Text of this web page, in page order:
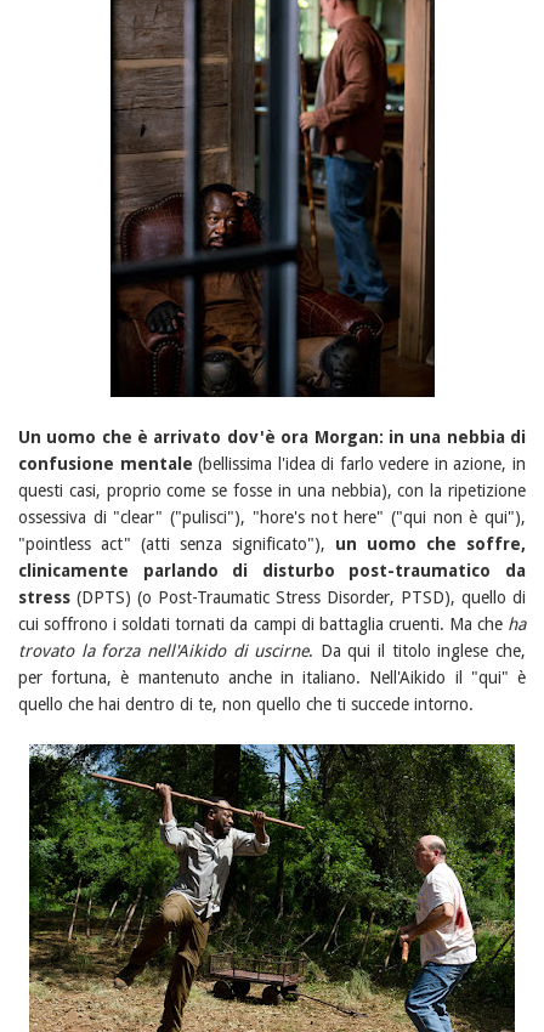
Un uomo che è arrivato dov'è ora Morgan: in una nebbia di
confusione mentale(bellissima l'idea di farlo vedere in azione, in
questi casi, proprio come se fosse in una nebbia), con la ripetizione
ossessiva di "clear" ("pulisci"), "hore's not here" ("qui non è qui"),
"pointless act" (atti senza significato"), un uomo che soffre,
clinicamente parlando di disturbo post-traumatico da
stress (DPTS) (o Post-Traumatic Stress Disorder, PTSD), quello di
cui soffrono i soldati tornati da campi di battaglia cruenti. Ma che ha
trovato la forza nell'Aikido di uscirne. Da qui il titolo inglese che,
per fortuna, è mantenuto anche in italiano. Nell'Aikido il "qui" è
quello che hai dentro di te, non quello che ti succede intorno.